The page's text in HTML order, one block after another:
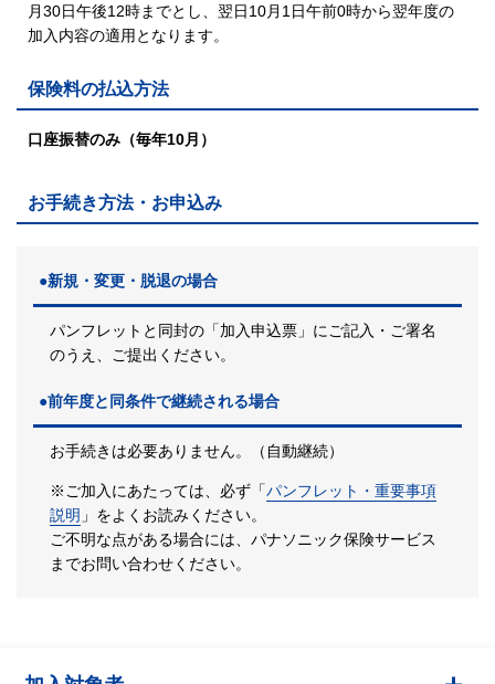
月30日午後12時までとし、 翌日10月1日午前0時から翌年度の
加入内容の適用となります。
保険料の払込方法
口座振替のみ（毎年10月）
お手続き方法・お申込み
●新規・変更・脱退の場合
パンフレットと同封の「加入申込票」にご記入・ご署名
のうえ、ご提出ください。
●前年度と同条件で継続される場合
お手続きは必要ありません。（自動継続）
※ご加入にあたっては、必ず「パンフレット・重要事項
説明 」をよくお読みください。
ご不明な点がある場合には、パナソニック保険サービス
までお問い合わせください。